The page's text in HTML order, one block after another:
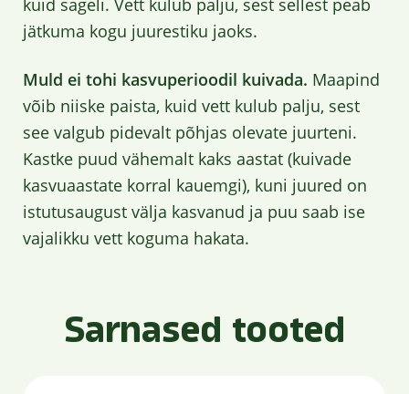
kuid sageli. Vett kulub palju, sest sellest peab
jätkuma kogu juurestiku jaoks.
Muld ei tohi kasvuperioodil kuivada. Maapind
võib niiske paista, kuid vett kulub palju, sest
see valgub pidevalt põhjas olevate juurteni.
Kastke puud vähemalt kaks aastat (kuivade
kasvuaastate korral kauemgi), kuni juured on
istutusaugust välja kasvanud ja puu saab ise
vajalikku vett koguma hakata.
Sarnased tooted